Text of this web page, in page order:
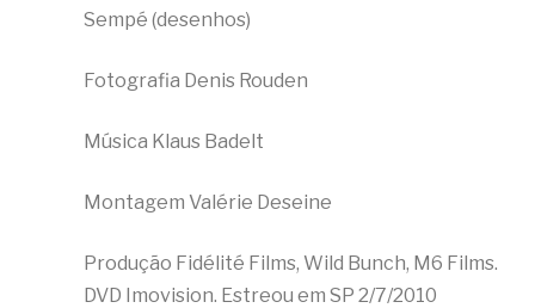
Sempé (desenhos)
Fotografia Denis Rouden
Música Klaus Badelt
Montagem Valérie Deseine
Produção Fidélité Films, Wild Bunch, M6 Films.
DVD Imovision. Estreou em SP 2/7/2010